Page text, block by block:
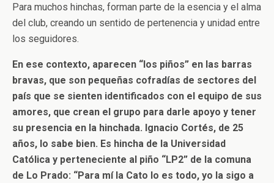
Para muchos hinchas, forman parte de la esencia y el alma
del club, creando un sentido de pertenencia y unidad entre
los seguidores.
En ese contexto, aparecen “los piños” en las barras
bravas, que son pequeñas cofradías de sectores del
país que se sienten identificados con el equipo de sus
amores, que crean el grupo para darle apoyo y tener
su presencia en la hinchada. Ignacio Cortés, de 25
años, lo sabe bien. Es hincha de la Universidad
Católica y perteneciente al piño “LP2” de la comuna
de Lo Prado: “Para mí la Cato lo es todo, yo la sigo a